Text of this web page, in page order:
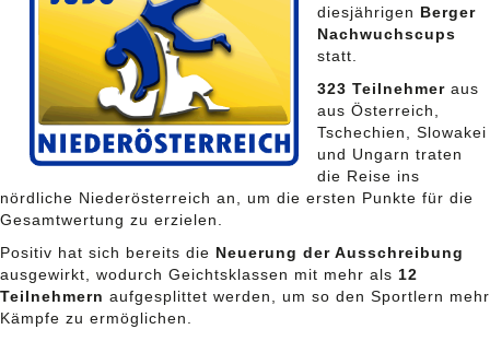
diesjährigen Berger
Nachwuchscups
statt.
323 Teilnehmer aus
aus Österreich,
Tschechien, Slowakei
und Ungarn traten
die Reise ins
nördliche Niederösterreich an, um die ersten Punkte für die
Gesamtwertung zu erzielen.
Positiv hat sich bereits die Neuerung der Ausschreibung
ausgewirkt, wodurch Geichtsklassen mit mehr als 12
Teilnehmern aufgesplittet werden, um so den Sportlern mehr
Kämpfe zu ermöglichen.